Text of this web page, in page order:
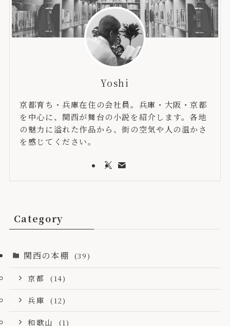
Yoshi
京都育ち・兵庫在住の会社員。兵庫・大阪・京都
を中心に、関西が舞台の小説を紹介します。各地
の魅力に溢れた作品から、街の空気や人の温かさ
を感じてください。
Category
関西の本棚 (39)
京都 (14)
兵庫 (12)
和歌山 (1)